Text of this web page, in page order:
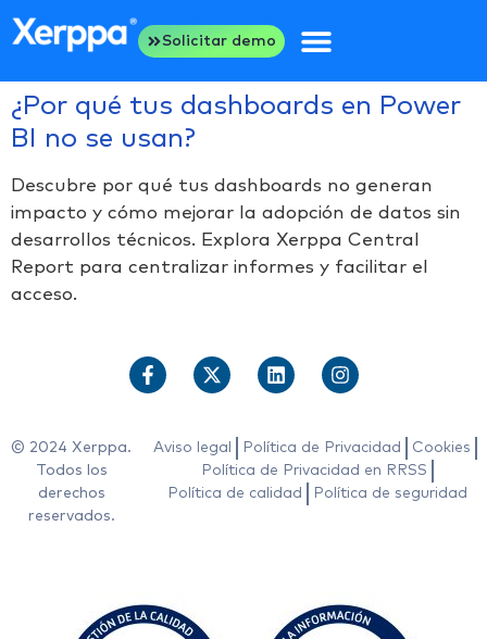
Solicitar demo
¿Por qué tus dashboards en Power
BI no se usan?
Descubre por qué tus dashboards no generan
impacto y cómo mejorar la adopción de datos sin
desarrollos técnicos. Explora Xerppa Central
Report para centralizar informes y facilitar el
acceso.
© 2024 Xerppa.
Todos los
derechos
reservados.
Aviso legal Política de Privacidad
Cookies
Política de Privacidad en RRSS
Política de calidad
Política de seguridad